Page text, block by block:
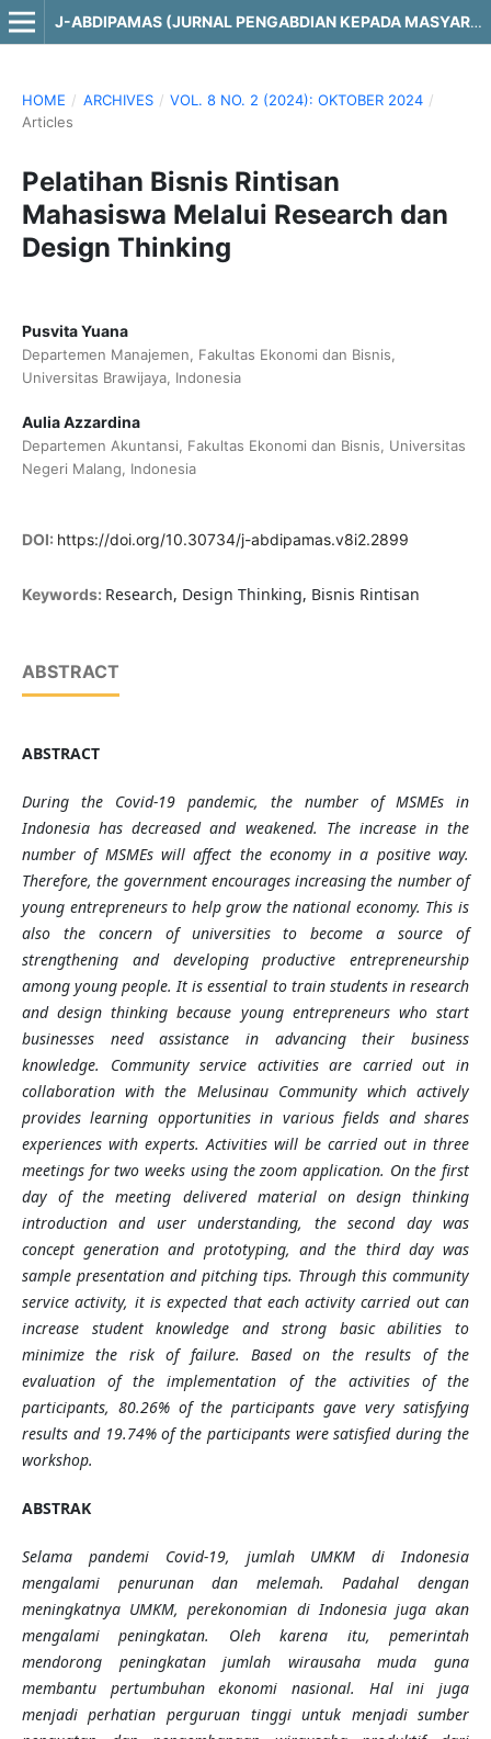
J-ABDIPAMAS (JURNAL PENGABDIAN KEPADA MASYARAKAT)
HOME / ARCHIVES / VOL. 8 NO. 2 (2024): OKTOBER 2024 /
Articles
Pelatihan Bisnis Rintisan
Mahasiswa Melalui Research dan
Design Thinking
Pusvita Yuana
Departemen Manajemen, Fakultas Ekonomi dan Bisnis,
Universitas Brawijaya, Indonesia
Aulia Azzardina
Departemen Akuntansi, Fakultas Ekonomi dan Bisnis, Universitas
Negeri Malang, Indonesia
DOI: https://doi.org/10.30734/j-abdipamas.v8i2.2899
Keywords: Research, Design Thinking, Bisnis Rintisan
ABSTRACT
ABSTRACT
During the Covid-19 pandemic, the number of MSMEs in
Indonesia has decreased and weakened. The increase in the
number of MSMEs will affect the economy in a positive way.
Therefore, the government encourages increasing the number of
young entrepreneurs to help grow the national economy. This is
also the concern of universities to become a source of
strengthening and developing productive entrepreneurship
among young people. It is essential to train students in research
and design thinking because young entrepreneurs who start
businesses need assistance in advancing their business
knowledge. Community service activities are carried out in
collaboration with the Melusinau Community which actively
provides learning opportunities in various fields and shares
experiences with experts. Activities will be carried out in three
meetings for two weeks using the zoom application. On the first
day of the meeting delivered material on design thinking
introduction and user understanding, the second day was
concept generation and prototyping, and the third day was
sample presentation and pitching tips. Through this community
service activity, it is expected that each activity carried out can
increase student knowledge and strong basic abilities to
minimize the risk of failure. Based on the results of the
evaluation of the implementation of the activities of the
participants, 80.26% of the participants gave very satisfying
results and 19.74% of the participants were satisfied during the
workshop.
ABSTRAK
Selama pandemi Covid-19, jumlah UMKM di Indonesia
mengalami penurunan dan melemah. Padahal dengan
meningkatnya UMKM, perekonomian di Indonesia juga akan
mengalami peningkatan. Oleh karena itu, pemerintah
mendorong peningkatan jumlah wirausaha muda guna
membantu pertumbuhan ekonomi nasional. Hal ini juga
menjadi perhatian perguruan tinggi untuk menjadi sumber